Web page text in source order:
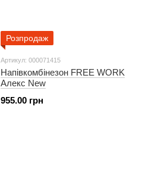
Розпродаж
Артикул: 000071415
Напівкомбінезон FREE WORK
Алекс New
955.00 грн